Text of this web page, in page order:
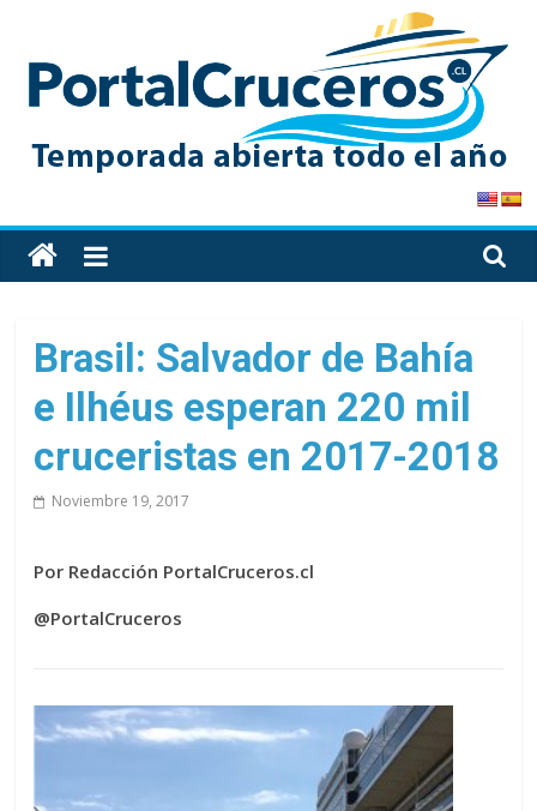
content
PortalCruceros
Toda
la
de
cruceros
en
solo
Brasil: Salvador de Bahía
e Ilhéus esperan 220 mil
cruceristas en 2017-2018
Noviembre 19, 2017
Por Redacción PortalCruceros.cl
@PortalCruceros